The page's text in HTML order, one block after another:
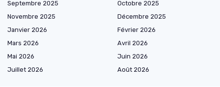
Septembre 2025
Octobre 2025
Novembre 2025
Décembre 2025
Janvier 2026
Février 2026
Mars 2026
Avril 2026
Mai 2026
Juin 2026
Juillet 2026
Août 2026